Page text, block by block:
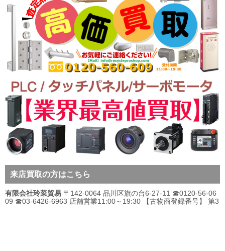
来店買取の方はこちら
有限会社玲菜貿易 〒142-0064 品川区旗の台6-27-11 ☎0120-56-06
09 ☎03-6426-6963 店舗営業11:00～19:30 【古物商登録番号】 第3